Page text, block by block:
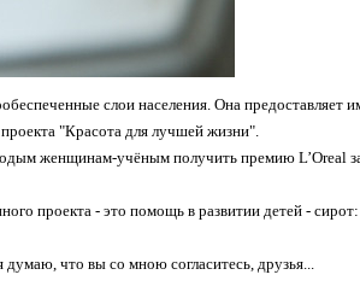
слои населения. Она предоставляет
"Красота для лучшей жизни".
женщинам-учёным получить премию L’Oreal
проекта - это помощь в развитии детей -
что вы со мною согласитесь, друзья...